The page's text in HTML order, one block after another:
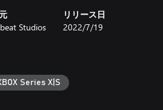
Studios
リリース日
2022/7/19
Series X|S